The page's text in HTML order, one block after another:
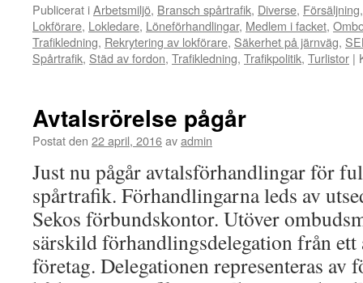
Publicerat iArbetsmiljö, Bransch spårtrafik, Diverse, Försäljning
Lokförare, Lokledare, Löneförhandlingar, Medlem i facket,
Trafikledning, Rekrytering av lokförare, Säkerhet på järnväg,
Spårtrafik, Städ av fordon, Trafikledning, Trafikpolitik, Turlistor |
Avtalsrörelse pågår
Postat den 22 april, 2016avadmin
Just nu pågår avtalsförhandlingar för
spårtrafik. Förhandlingarna leds av
Sekos förbundskontor. Utöver
särskild förhandlingsdelegation från ett
företag. Delegationen representeras av